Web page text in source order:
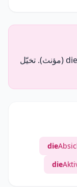
تخيّل "Form" باللون الأحمر — الأحمر = die (مؤنث). تخيّل
die
die